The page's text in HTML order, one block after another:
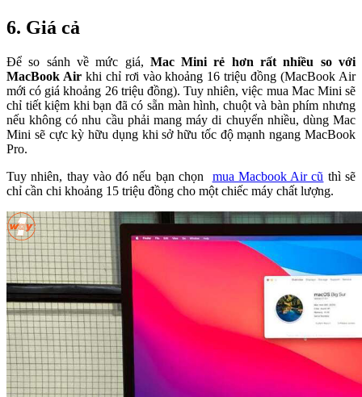
6. Giá cả
Để so sánh về mức giá, Mac Mini rẻ hơn rất nhiều so với
MacBook Airkhi chỉ rơi vào khoảng 16 triệu đồng (MacBook Air
mới có giá khoảng 26 triệu đồng). Tuy nhiên, việc mua Mac Mini sẽ
chỉ tiết kiệm khi bạn đã có sẵn màn hình, chuột và bàn phím nhưng
nếu không có nhu cầu phải mang máy di chuyển nhiều, dùng Mac
Mini sẽ cực kỳ hữu dụng khi sở hữu tốc độ mạnh ngang MacBook
Pro.
Tuy nhiên, thay vào đó nếu bạn chọn mua Macbook Air cũ thì sẽ
chỉ cần chi khoảng 15 triệu đồng cho một chiếc máy chất lượng.